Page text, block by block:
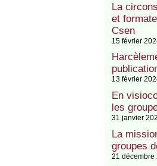
La
et
Csen
15 février
13 février
En
les
31 janvier
La
groupes
21 décembre